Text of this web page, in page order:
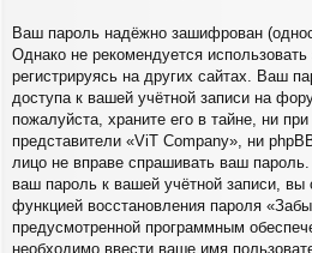
Ваш пароль надёжно зашифрован
Однако не рекомендуется
регистрируясь на других сайтах. Ваш
доступа к вашей учётной записи на
пожалуйста, храните его в тайне, ни
представители «ViT Company», ни
лицо не вправе спрашивать ваш
ваш пароль к вашей учётной записи, вы
функцией восстановления пароля
предусмотренной программным
необходимо ввести ваше имя